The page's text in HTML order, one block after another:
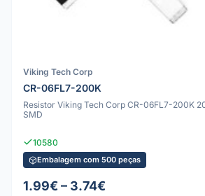
Viking Tech Corp
CR-06FL7-200K
Resistor Viking Tech Corp CR-06FL7-200K
SMD
10580
Embalagem com 500 peças
1.99€ – 3.74€